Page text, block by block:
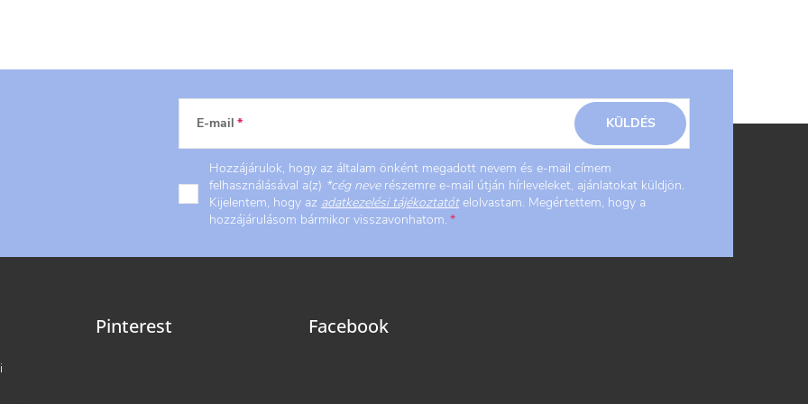
E-mail
Hozzájárulok, hogy az általam önként megadott nevem és e-mail címem
felhasználásával a(z) *cég neverészemre e-mail útján hírleveleket, ajánlatokat küldjön.
Kijelentem, hogy az adatkezelési tájékoztatót elolvastam. Megértettem, hogy a
hozzájárulásom bármikor visszavonhatom.
KÜLDÉS
Pinterest Facebook